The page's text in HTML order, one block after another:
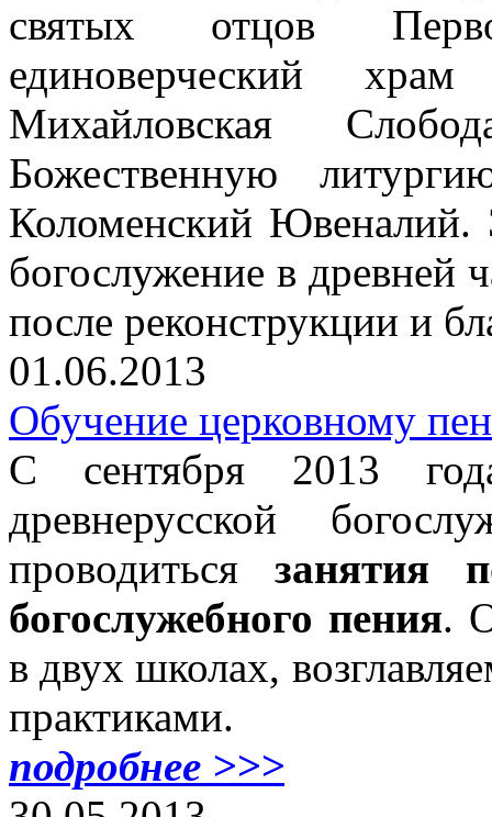
святых отцов
единоверческий
Михайловская
Божественную
Коломенский Ювеналий.
богослужение в древней
после реконструкции и
01.06.2013
Обучение церковному
С сентября 2013
древнерусской
проводиться занятия
богослужебного пения.
в двух школах,
практиками.
подробнее >>>